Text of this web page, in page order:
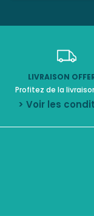
LIVRAISON
Profitez de la
> Voir les